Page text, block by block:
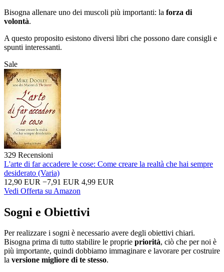
Bisogna allenare uno dei muscoli più importanti: la forza di
volontà.
A questo proposito esistono diversi libri che possono dare consigli e
spunti interessanti.
Sale
329 Recensioni
L'arte di far accadere le cose: Come creare la realtà che hai sempre
desiderato (Varia)
12,90 EUR −7,91 EUR 4,99 EUR
Vedi Offerta su Amazon
Sogni e Obiettivi
Per realizzare i sogni è necessario avere degli obiettivi chiari.
Bisogna prima di tutto stabilire le proprie priorità, ciò che per noi è
più importante, quindi dobbiamo immaginare e lavorare per costruire
la versione migliore di te stesso.